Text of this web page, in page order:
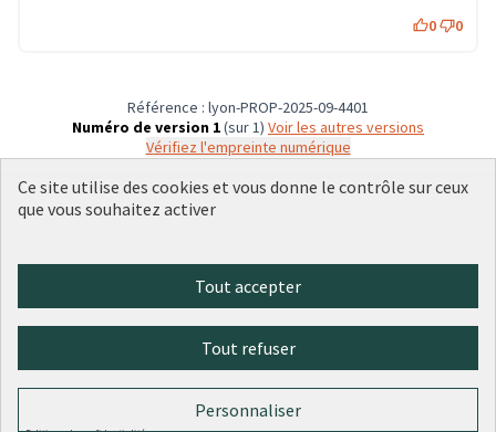
0 0
Référence : lyon-PROP-2025-09-4401
Numéro de version 1(sur 1)
voir les autres versions
Vérifiez l'empreinte numérique
(Lien externe)
(Lien externe)
(Lien externe)
(Lien externe)
(Lien externe)
(Lien externe)Open Source Politics
(Lien externe)
grâce au
Licence
(Lien
Ce site utilise des cookies et vous donne le contrôle sur ceux
que vous souhaitez activer
Tout accepter
Tout refuser
Personnaliser